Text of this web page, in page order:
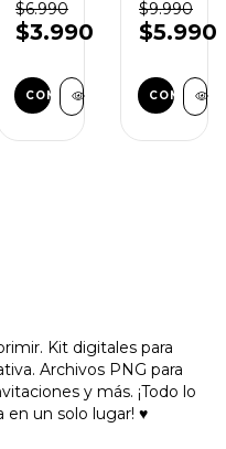
3D
Inflados
$6.990
$3.990
Cristianos
PNG
para
Camisetas
y
$9.990
$5.990
Kit digitales para
Archivos PNG para
y más. ¡Todo lo
un solo lugar! ♥